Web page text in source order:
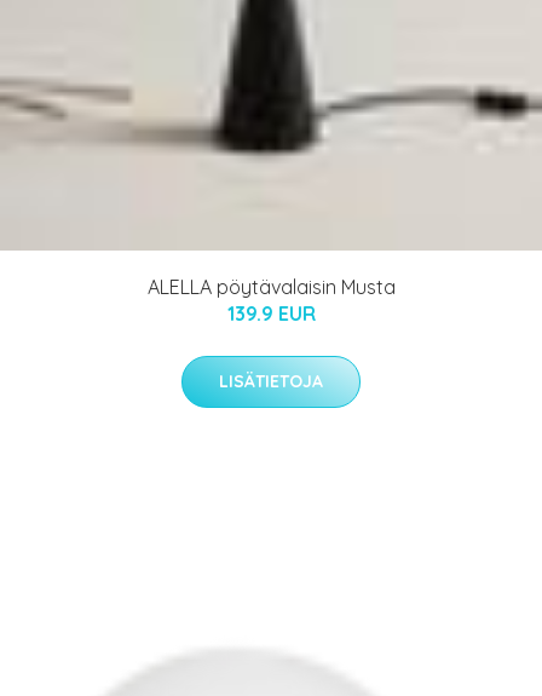
ALELLA pöytävalaisin Musta
139.9 EUR
LISÄTIETOJA